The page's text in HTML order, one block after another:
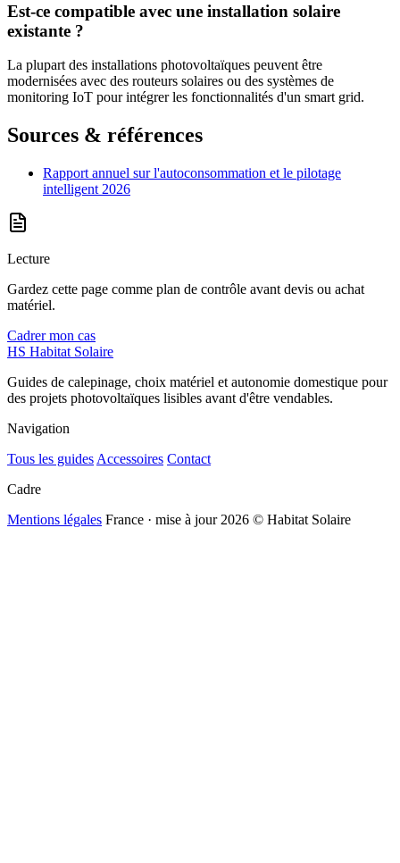
Est-ce compatible avec une installation solaire
existante ?
La plupart des installations photovoltaïques peuvent être
modernisées avec des routeurs solaires ou des systèmes de
monitoring IoT pour intégrer les fonctionnalités d'un smart grid.
Sources & références
Rapport annuel sur l'autoconsommation et le pilotage
intelligent 2026
Lecture
Gardez cette page comme plan de contrôle avant devis ou achat
matériel.
Cadrer mon cas
HS Habitat Solaire
Guides de calepinage, choix matériel et autonomie domestique pour
des projets photovoltaïques lisibles avant d'être vendables.
Navigation
Tous les guides Accessoires Contact
Cadre
Mentions légales France · mise à jour 2026 © Habitat Solaire